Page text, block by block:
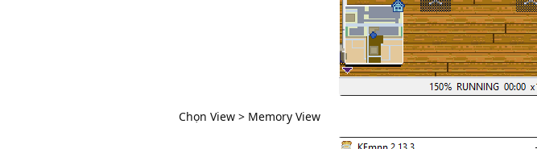
Chọn View > Memory View